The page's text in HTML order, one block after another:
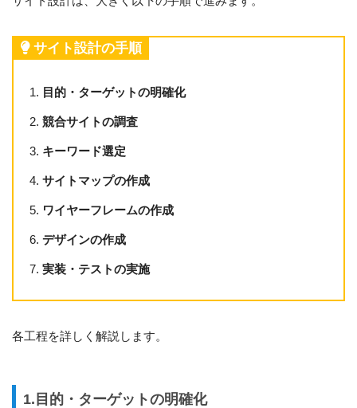
サイト設計の手順
目的・ターゲットの明確化
競合サイトの調査
キーワード選定
サイトマップの作成
ワイヤーフレームの作成
デザインの作成
実装・テストの実施
各工程を詳しく解説します。
1.目的・ターゲットの明確化